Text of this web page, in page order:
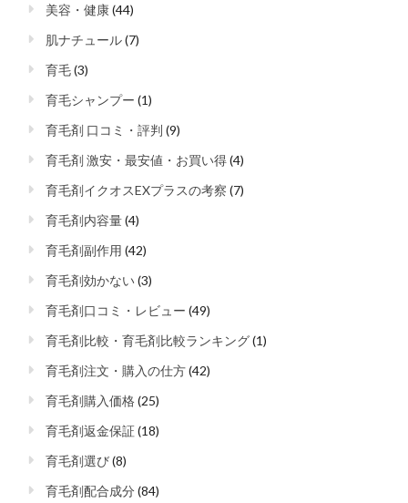
美容・健康(44)
肌ナチュール(7)
育毛(3)
育毛シャンプー (1)
育毛剤 口コミ・評判 (9)
育毛剤 激安・最安値・お買い得(4)
育毛剤イクオスEXプラスの考察 (7)
育毛剤内容量(4)
育毛剤副作用 (42)
育毛剤効かない(3)
育毛剤口コミ・レビュー (49)
育毛剤比較・育毛剤比較ランキング(1)
育毛剤注文・購入の仕方(42)
育毛剤購入価格(25)
育毛剤返金保証(18)
育毛剤選び(8)
育毛剤配合成分(84)